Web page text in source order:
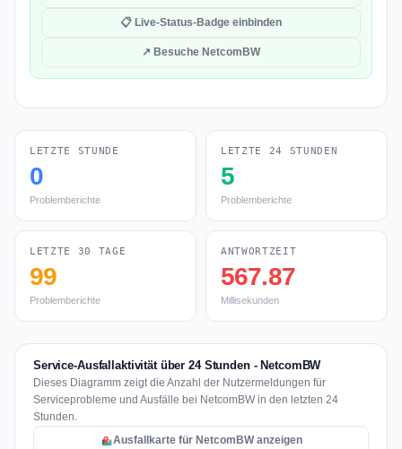
📋 Live-Status-Badge einbinden
↗ Besuche NetcomBW
LETZTE STUNDE
0
Problemberichte
LETZTE 24 STUNDEN
5
Problemberichte
LETZTE 30 TAGE
99
Problemberichte
ANTWORTZEIT
567.87
Millisekunden
Service-Ausfallaktivität über 24 Stunden - NetcomBW
Dieses Diagramm zeigt die Anzahl der Nutzermeldungen für
Serviceprobleme und Ausfälle bei NetcomBW in den letzten 24
Stunden.
Ausfallkarte für NetcomBW anzeigen